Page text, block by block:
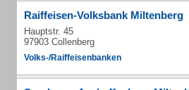
Raiffeisen-Volksbank Miltenberg
Hauptstr. 45
97903 Collenberg
Volks-/Raiffeisenbanken